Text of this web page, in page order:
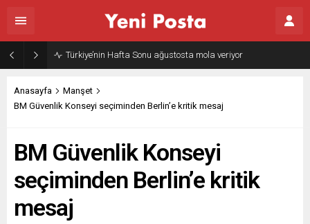
Gazze’nin geleceği: Teknokratik kontrol mü, kolonializm mi?
Anasayfa
Manşet
BM Güvenlik Konseyi seçiminden Berlin’e kritik mesaj
BM Güvenlik Konseyi
seçiminden Berlin’e kritik
mesaj